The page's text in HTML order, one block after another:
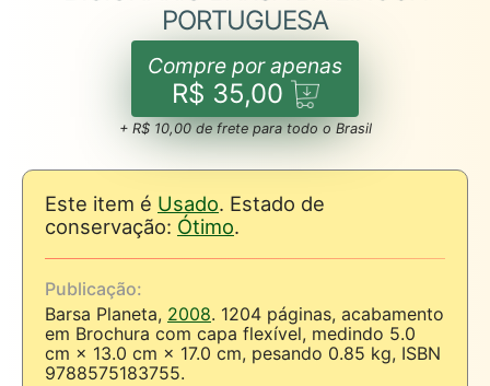
PORTUGUESA
Compre por apenas
R$ 35,00
+ R$ 10,00 de frete para todo o Brasil
Este item é Usado. Estado de
conservação: Ótimo.
Publicação:
Barsa Planeta, 2008. 1204 páginas, acabamento
em Brochura com capa flexível, medindo 5.0
cm × 13.0 cm × 17.0 cm, pesando 0.85 kg, ISBN
9788575183755.